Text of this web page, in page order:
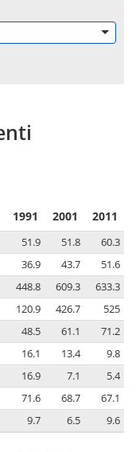
1991 2001 2011
51.9 51.8
60.3
36.9 43.7
51.6
448.8 609.3
633.3
120.9 426.7
525
48.5 61.1
71.2
16.1 13.4
9.8
16.9 7.1
5.4
71.6 68.7
67.1
9.7 6.5 9.6